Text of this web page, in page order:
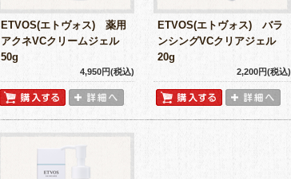
ETVOS(エトヴォス) 薬用
アクネVCクリームジェル
50g
4,950円(税込)
ETVOS(エトヴォス) バラ
ンシングVCクリアジェル
20g
2,200円(税込)